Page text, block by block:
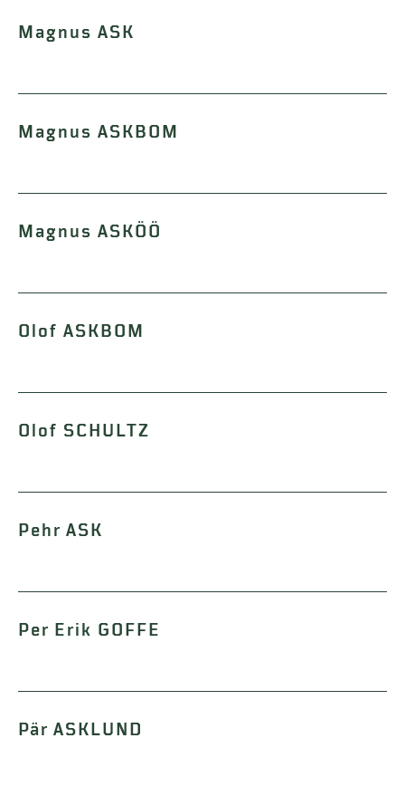
Magnus ASK
Magnus ASKBOM
Magnus ASKÖÖ
Olof ASKBOM
Olof SCHULTZ
Pehr ASK
Per Erik GOFFE
Pär ASKLUND